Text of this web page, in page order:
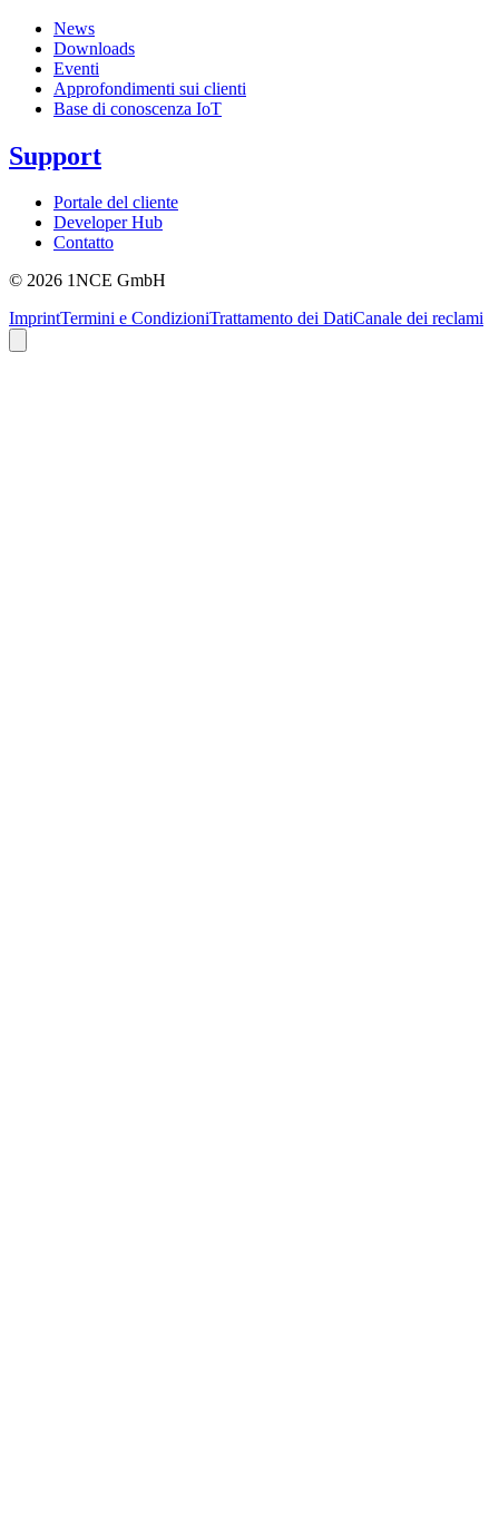
News
Downloads
Eventi
Approfondimenti sui clienti
Base di conoscenza IoT
Support
Portale del cliente
Developer Hub
Contatto
© 2026 1NCE GmbH
ImprintTermini e CondizioniTrattamento dei DatiCanale dei reclami